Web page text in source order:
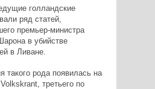
голландские
ряд статей,
премьер-министра
в убийстве
в Ливане.
такого рода появилась на
третьего по